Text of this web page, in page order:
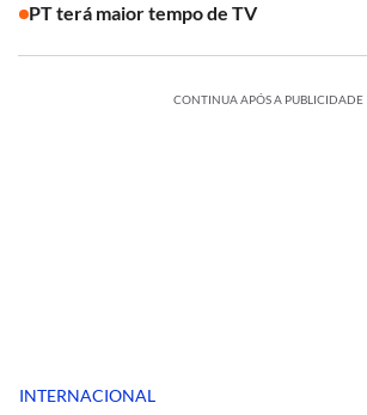
PT terá maior tempo de TV
CONTINUA APÓS A PUBLICIDADE
INTERNACIONAL